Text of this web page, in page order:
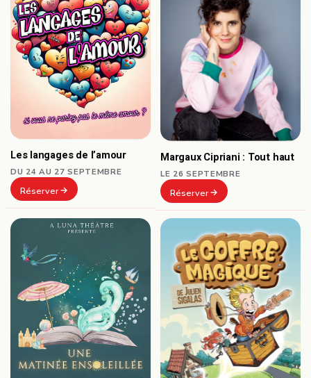
Les langages de l’amour
DU 24 AU 27 SEPTEMBRE
Réserver
Margaux Cipriani : Tout haut
LE 26 SEPTEMBRE
Réserver